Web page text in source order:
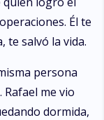
Él te
te salvó la vida.
persona
me vio
dormida,